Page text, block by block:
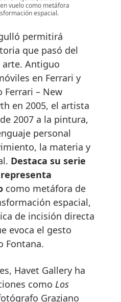
vuelo como metáfora
espacial.
permitirá
que pasó del
Antiguo
en Ferrari y
Ferrari – New
en 2005, el artista
2007 a la pintura,
personal
la materia y
Destaca su serie
como metáfora de
espacial,
de incisión directa
evoca el gesto
Fontana.
Havet Gallery ha
como Los
Graziano